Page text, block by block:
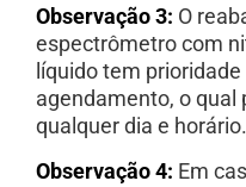
Observação 3: O
espectrômetro com
líquidotem
agendamento, o qual
qualquer dia e horário.
Observação 4: Em